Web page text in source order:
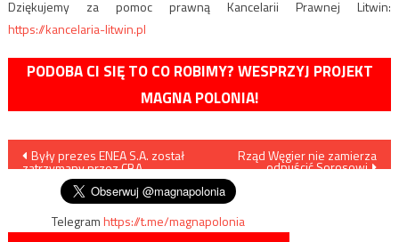
Dziękujemy za pomoc prawną Kancelarii Prawnej Litwin:
https://kancelaria-litwin.pl
PODOBA CI SIĘ TO CO ROBIMY? WESPRZYJ PROJEKT
MAGNA POLONIA!
Nawigacja
wpisu
Były prezes ENEA S.A. został
zatrzymany przez CBA
Rząd Węgier nie zamierza
odpuścić Sorosowi
Telegramhttps://t.me/magnapolonia